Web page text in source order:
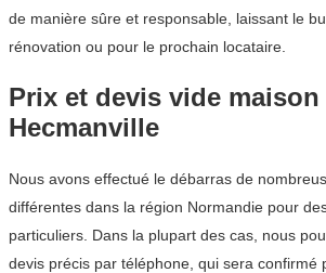
de manière sûre et responsable, laissant le
rénovation ou pour le prochain locataire.
Prix et devis vide maison
Hecmanville
Nous avons effectué le débarras de
différentes dans la région Normandie pour
particuliers. Dans la plupart des cas, nous
devis précis par téléphone, qui sera confirmé